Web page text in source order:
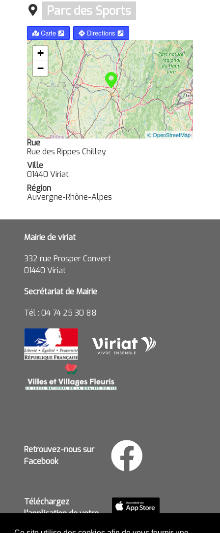
Parc des Sports
Carte Directions
+
−
© OpenStreetMap
Rue
Rue des Rippes Chilley
Ville
01440 Viriat
Région
Auvergne-Rhône-Alpes
Mairie de viriat
332 rue Prosper Convert
01440 Viriat
Secrétariat de Mairie
Tél : 04 74 25 30 88
Retrouvez-nous sur
Facebook
Téléchargez
l'application de votre